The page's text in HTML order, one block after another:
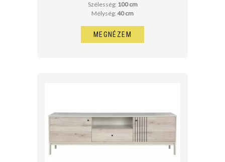
Szélesség: 100 cm
Mélység: 40 cm
MEGNÉZEM